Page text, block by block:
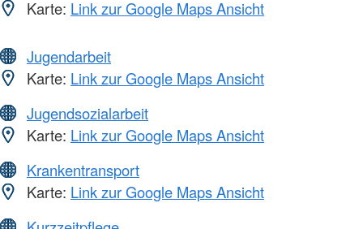
Karte: Link zur Google Maps Ansicht
Jugendarbeit
Karte: Link zur Google Maps Ansicht
Jugendsozialarbeit
Karte: Link zur Google Maps Ansicht
Krankentransport
Karte: Link zur Google Maps Ansicht